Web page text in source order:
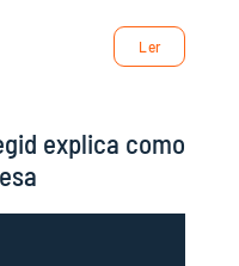
Ler
explica como